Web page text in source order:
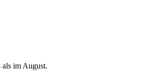
als im August.